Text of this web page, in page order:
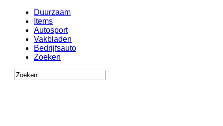
Duurzaam
Items
Autosport
Vakbladen
Bedrijfsauto
Zoeken